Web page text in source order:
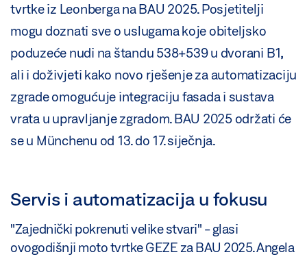
tvrtke iz Leonberga na BAU 2025. Posjetitelji
mogu doznati sve o uslugama koje obiteljsko
poduzeće nudi na štandu 538+539 u dvorani B1,
ali i doživjeti kako novo rješenje za automatizaciju
zgrade omogućuje integraciju fasada i sustava
vrata u upravljanje zgradom. BAU 2025 održati će
se u Münchenu od 13. do 17. siječnja.
Servis i automatizacija u fokusu
"Zajednički pokrenuti velike stvari" - glasi
ovogodišnji moto tvrtke GEZE za BAU 2025. Angela